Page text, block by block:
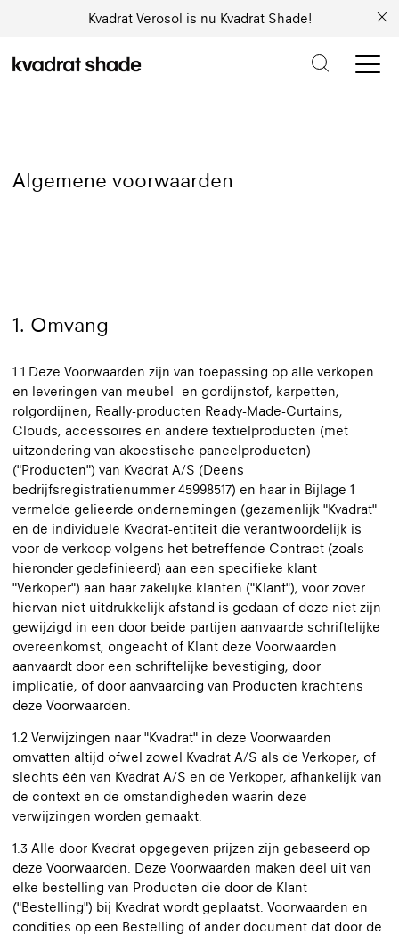
Kvadrat Verosol is nu Kvadrat Shade!
Algemene voorwaarden
1. Omvang
1.1 Deze Voorwaarden zijn van toepassing op alle verkopen
en leveringen van meubel- en gordijnstof, karpetten,
rolgordijnen, Really-producten Ready-Made-Curtains,
Clouds, accessoires en andere textielproducten (met
uitzondering van akoestische paneelproducten)
("Producten") van Kvadrat A/S (Deens
bedrijfsregistratienummer 45998517) en haar in Bijlage 1
vermelde gelieerde ondernemingen (gezamenlijk "Kvadrat"
en de individuele Kvadrat-entiteit die verantwoordelijk is
voor de verkoop volgens het betreffende Contract (zoals
hieronder gedefinieerd) aan een specifieke klant
"Verkoper") aan haar zakelijke klanten ("Klant"), voor zover
hiervan niet uitdrukkelijk afstand is gedaan of deze niet zijn
gewijzigd in een door beide partijen aanvaarde schriftelijke
overeenkomst, ongeacht of Klant deze Voorwaarden
aanvaardt door een schriftelijke bevestiging, door
implicatie, of door aanvaarding van Producten krachtens
deze Voorwaarden.
1.2 Verwijzingen naar "Kvadrat" in deze Voorwaarden
omvatten altijd ofwel zowel Kvadrat A/S als de Verkoper, of
slechts één van Kvadrat A/S en de Verkoper, afhankelijk van
de context en de omstandigheden waarin deze
verwijzingen worden gemaakt.
1.3 Alle door Kvadrat opgegeven prijzen zijn gebaseerd op
deze Voorwaarden. Deze Voorwaarden maken deel uit van
elke bestelling van Producten die door de Klant
("Bestelling") bij Kvadrat wordt geplaatst. Voorwaarden en
condities op een Bestelling of ander document dat door de